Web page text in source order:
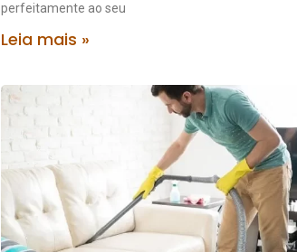
perfeitamente ao seu
Leia mais »